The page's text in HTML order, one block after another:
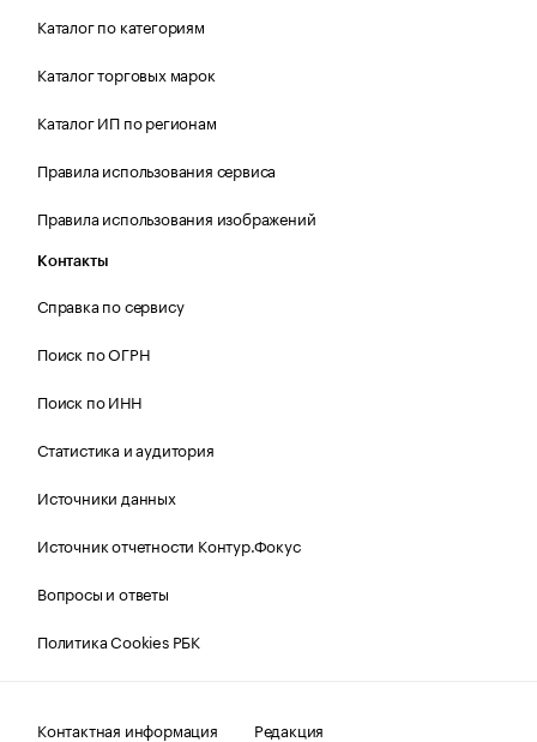
Каталог по категориям
Каталог торговых марок
Каталог ИП по регионам
Правила использования сервиса
Правила использования изображений
Контакты
Справка по сервису
Поиск по ОГРН
Поиск по ИНН
Статистика и аудитория
Источники данных
Источник отчетности Контур.Фокус
Вопросы и ответы
Политика Cookies РБК
Контактная информация
Редакция